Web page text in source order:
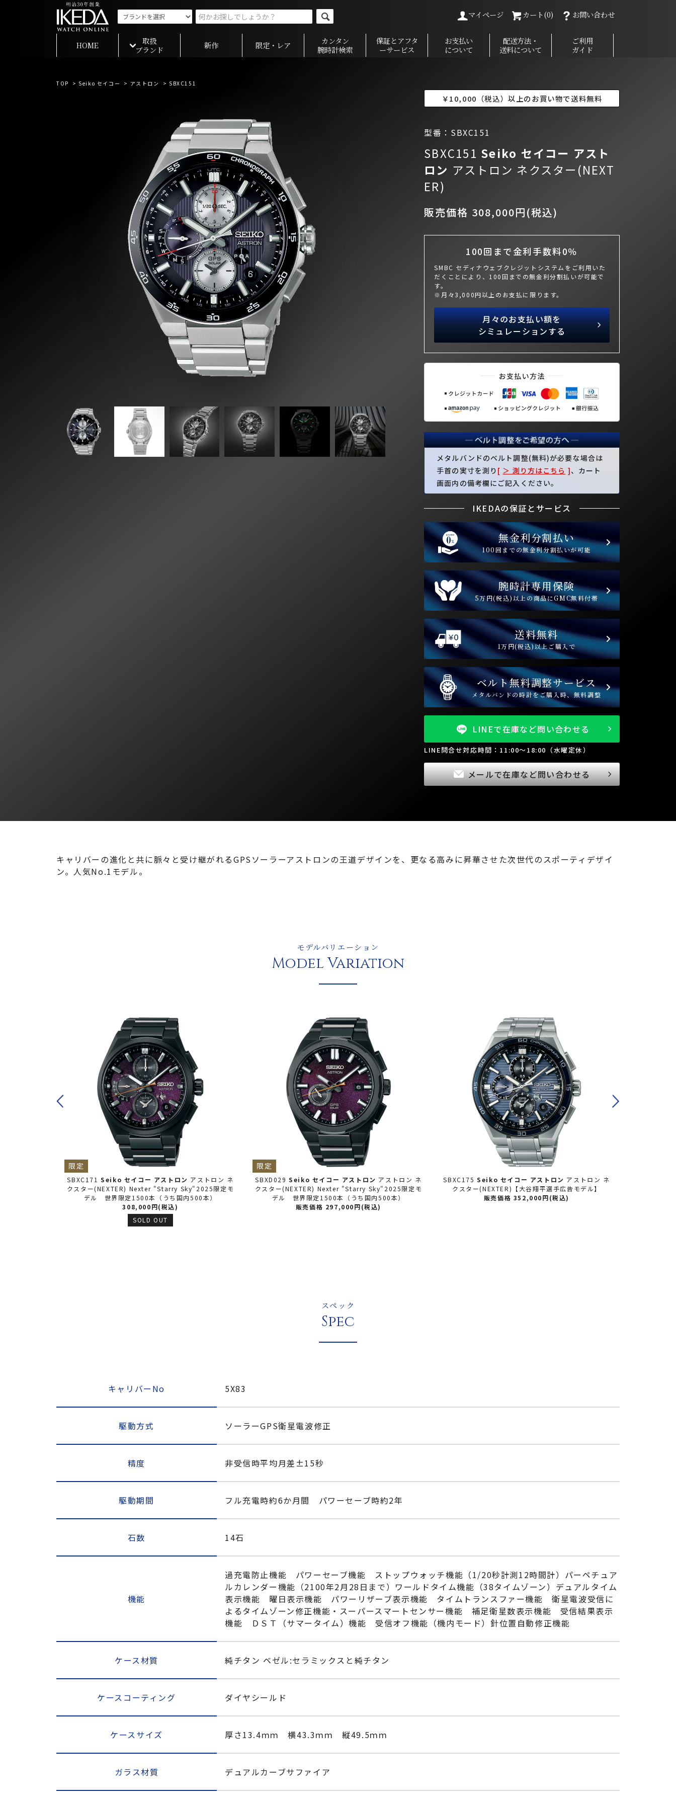
マイページ カート(0) お問い合わせ
HOME
取扱
ブランド
新作 限定・レア
カンタン
腕時計検索
保証とアフタ
ーサービス
お支払い
について
配送方法・
送料について
ご利用
ガイド
TOP > Seiko セイコー > アストロン > SBXC151
￥10,000（税込）以上のお買い物で送料無料
型番：SBXC151
SBXC151 Seiko セイコー アスト
ロン アストロン ネクスター(NEXT
ER)
販売価格 308,000円(税込)
100回まで金利手数料0％
SMBC セディナウェブクレジットシステムをご利用いた
だくことにより、100回までの無金利分割払いが可能で
す。
※月々3,000円以上のお支払に限ります。
月々のお支払い額を
シミュレーションする
メタルバンドのベルト調整(無料)が必要な場合は
手首の実寸を測り [ ＞ 測り方はこちら ]、カート
画面内の備考欄にご記入ください。
IKEDAの保証とサービス
無金利分割払い
100回までの無金利分割払いが可能
腕時計専用保険
5万円(税込)以上の商品にGMC無料付帯
送料無料
1万円(税込)以上ご購入で
ベルト無料調整サービス
メタルバンドの時計をご購入時、無料調整
LINEで在庫など問い合わせる
LINE問合せ対応時間：11:00～18:00（水曜定休）
メールで在庫など問い合わせる
キャリバーの進化と共に脈々と受け継がれるGPSソーラーアストロンの王道デザインを、更なる高みに昇華させた次世代のスポーティデザイ
ン。人気No.1モデル。
モデルバリエーション
Model Variation
アストロンアストロン ネ
Nexter "Starry Sky"2025限定モ
世界限定1500本（うち国内500本）
SBXD029 Seiko セイコー アストロンアストロン ネ
クスター(NEXTER) Nexter "Starry Sky"2025限定モ
デル 世界限定1500本（うち国内500本）
限定
SBXC175 Seiko セイコー アストロンアストロン ネ
クスター(NEXTER)【大谷翔平選手広告モデル】
販売価格 352,000円(税込)
SBXC177 Seiko セイコー
0日発売】 アストロン ネクスター
スペック
Spec
キャリバーNo 5X83
駆動方式 ソーラーGPS衛星電波修正
精度 非受信時平均月差±15秒
駆動期間 フル充電時約6か月間 パワーセーブ時約2年
石数 14石
機能
過充電防止機能 パワーセーブ機能 ストップウォッチ機能（1/20秒計測12時間計）パーペチュア
ルカレンダー機能（2100年2月28日まで）ワールドタイム機能（38タイムゾーン）デュアルタイム
表示機能 曜日表示機能 パワーリザーブ表示機能 タイムトランスファー機能 衛星電波受信に
よるタイムゾーン修正機能・スーパースマートセンサー機能 補足衛星数表示機能 受信結果表示
機能 ＤＳＴ（サマータイム）機能 受信オフ機能（機内モード）針位置自動修正機能
ケース材質 純チタン ベゼル:セラミックスと純チタン
ケースコーティング ダイヤシールド
ケースサイズ 厚さ13.4ｍｍ 横43.3ｍｍ 縦49.5ｍｍ
ガラス材質 デュアルカーブサファイア